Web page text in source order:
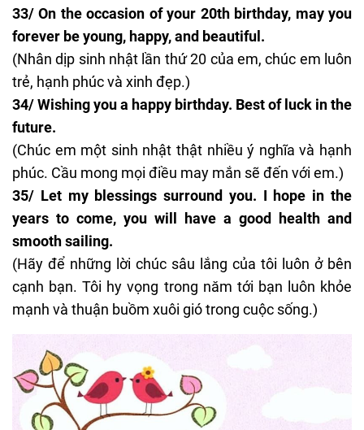
33/ On the occasion of your 20th birthday, may you
forever be young, happy, and beautiful.
(Nhân dịp sinh nhật lần thứ 20 của em, chúc em luôn
trẻ, hạnh phúc và xinh đẹp.)
34/ Wishing you a happy birthday. Best of luck in the
future.
(Chúc em một sinh nhật thật nhiều ý nghĩa và hạnh
phúc. Cầu mong mọi điều may mắn sẽ đến với em.)
35/ Let my blessings surround you. I hope in the
years to come, you will have a good health and
smooth sailing.
(Hãy để những lời chúc sâu lắng của tôi luôn ở bên
cạnh bạn. Tôi hy vọng trong năm tới bạn luôn khỏe
mạnh và thuận buồm xuôi gió trong cuộc sống.)